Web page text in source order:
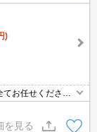
)
てお任せくださ
合わせくださいま
ですので安心して
を見る